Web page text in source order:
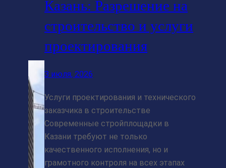
Казань: Разрешение на
строительство и услуги
проектирования
3 июля, 2026
Услуги проектирования и технического
заказчика в строительстве
Современные стройплощадки в
Казани требуют не только
качественного исполнения, но и
грамотного контроля на всех этапах